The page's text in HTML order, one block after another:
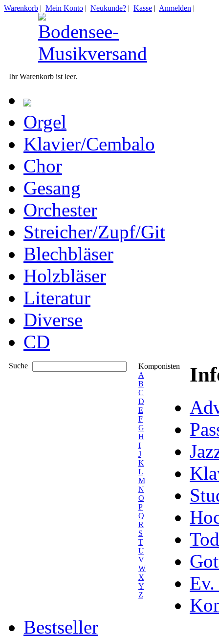
Warenkorb | Mein Konto | Neukunde? | Kasse | Anmelden |
Ihr Warenkorb ist leer.
Orgel
Klavier/Cembalo
Chor
Gesang
Orchester
Streicher/Zupf/Git
Blechbläser
Holzbläser
Literatur
Diverse
CD
Suche
Komponisten
A
B
C
D
E
F
G
H
I
J
K
L
M
N
O
P
Q
R
S
T
U
V
W
X
Y
Z
Ev.
Bestseller